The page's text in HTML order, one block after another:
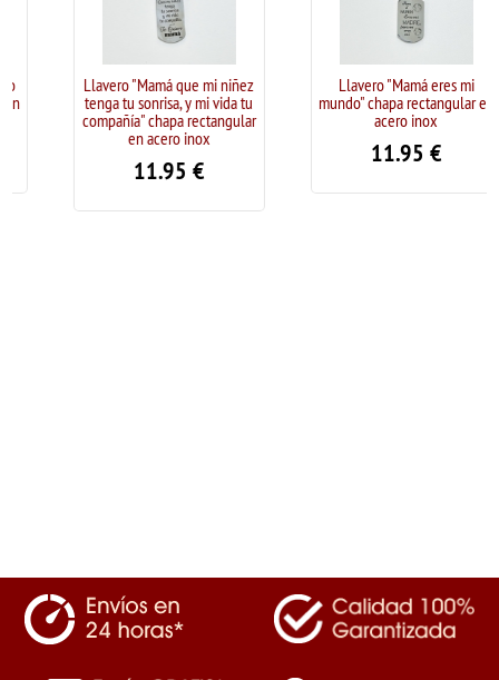
Llavero "Mamá que mi niñez
tenga tu sonrisa, y mi vida tu
compañía" chapa rectangular
en acero inox
11.95€
Llavero "Mamá eres mi
mundo" chapa rectangular en
acero inox
11.95€